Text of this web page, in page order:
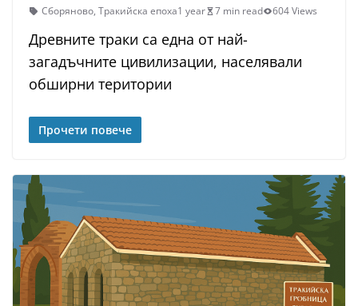
Сборяново, Тракийска епоха1 year 7 min read 604 Views
Древните траки са една от най-
загадъчните цивилизации, населявали
обширни територии
Прочети повече